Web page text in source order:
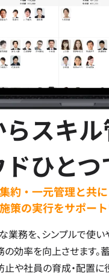
スキ
ひと
約・一元管理と共に
策の実行をサポート
業務を、シンプルで使
の効率を向上させます。
止や社員の育成・配置に